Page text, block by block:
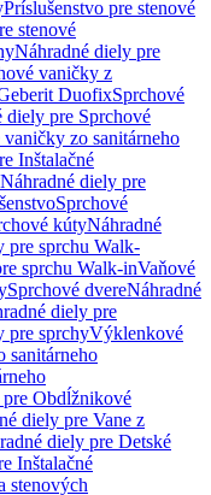
Príslušenstvo pre stenové
stenové
Náhradné diely pre
vaničky z
DuofixSprchové
diely pre Sprchové
vaničky zo sanitárneho
Inštalačné
Náhradné diely pre
Sprchové
kútyNáhradné
pre sprchu Walk-
sprchu Walk-inVaňové
Sprchové dvereNáhradné
diely pre
pre sprchyVýklenkové
sanitárneho
Obdĺžnikové
diely pre Vane z
diely pre Detské
Inštalačné
stenových